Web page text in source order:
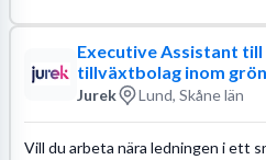
Executive Assistant
tillväxtbolag inom
Jurek Lund, Skåne län
Vill du arbeta nära ledningen i ett